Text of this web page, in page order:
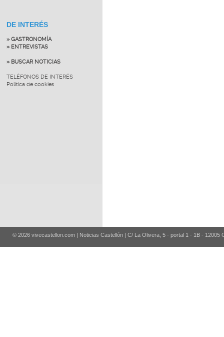
DE INTERÉS
» GASTRONOMÍA
» ENTREVISTAS
» BUSCAR NOTICIAS
TELÉFONOS DE INTERÉS
Política de cookies
© 2026 vivecastellon.com | Noticias Castellón | C/ La Olivera, 5 - portal 1 - 1B - 12005